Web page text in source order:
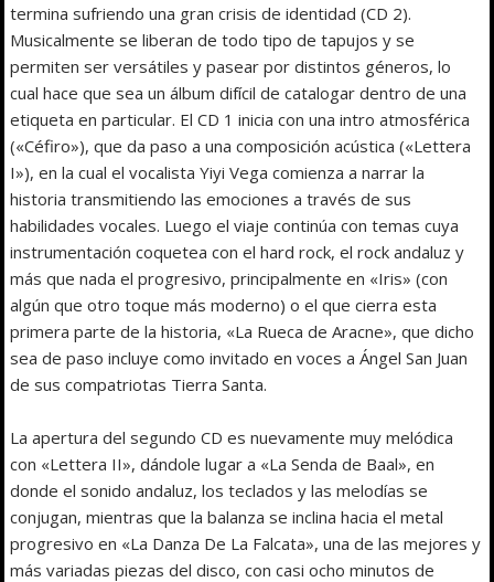
termina sufriendo una gran crisis de identidad (CD 2).
Musicalmente se liberan de todo tipo de tapujos y se
permiten ser versátiles y pasear por distintos géneros, lo
cual hace que sea un álbum difícil de catalogar dentro de una
etiqueta en particular. El CD 1 inicia con una intro atmosférica
(«Céfiro»), que da paso a una composición acústica («Lettera
I»), en la cual el vocalista Yiyi Vega comienza a narrar la
historia transmitiendo las emociones a través de sus
habilidades vocales. Luego el viaje continúa con temas cuya
instrumentación coquetea con el hard rock, el rock andaluz y
más que nada el progresivo, principalmente en «Iris» (con
algún que otro toque más moderno) o el que cierra esta
primera parte de la historia, «La Rueca de Aracne», que dicho
sea de paso incluye como invitado en voces a Ángel San Juan
de sus compatriotas Tierra Santa.
La apertura del segundo CD es nuevamente muy melódica
con «Lettera II», dándole lugar a «La Senda de Baal», en
donde el sonido andaluz, los teclados y las melodías se
conjugan, mientras que la balanza se inclina hacia el metal
progresivo en «La Danza De La Falcata», una de las mejores y
más variadas piezas del disco, con casi ocho minutos de